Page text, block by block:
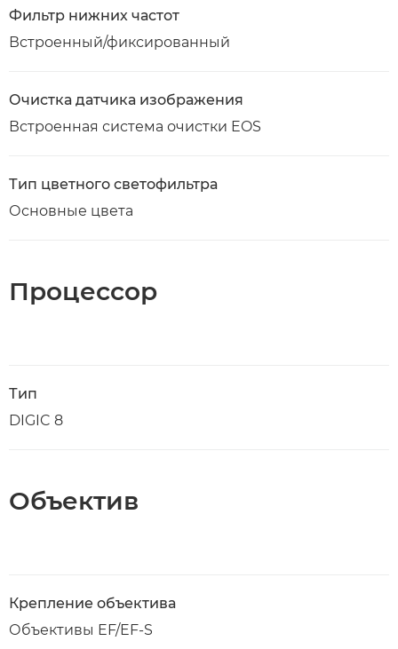
Фильтр нижних частот
Встроенный/фиксированный
Очистка датчика изображения
Встроенная система очистки EOS
Тип цветного светофильтра
Основные цвета
Процессор
Тип
DIGIC 8
Объектив
Крепление объектива
Объективы EF/EF-S